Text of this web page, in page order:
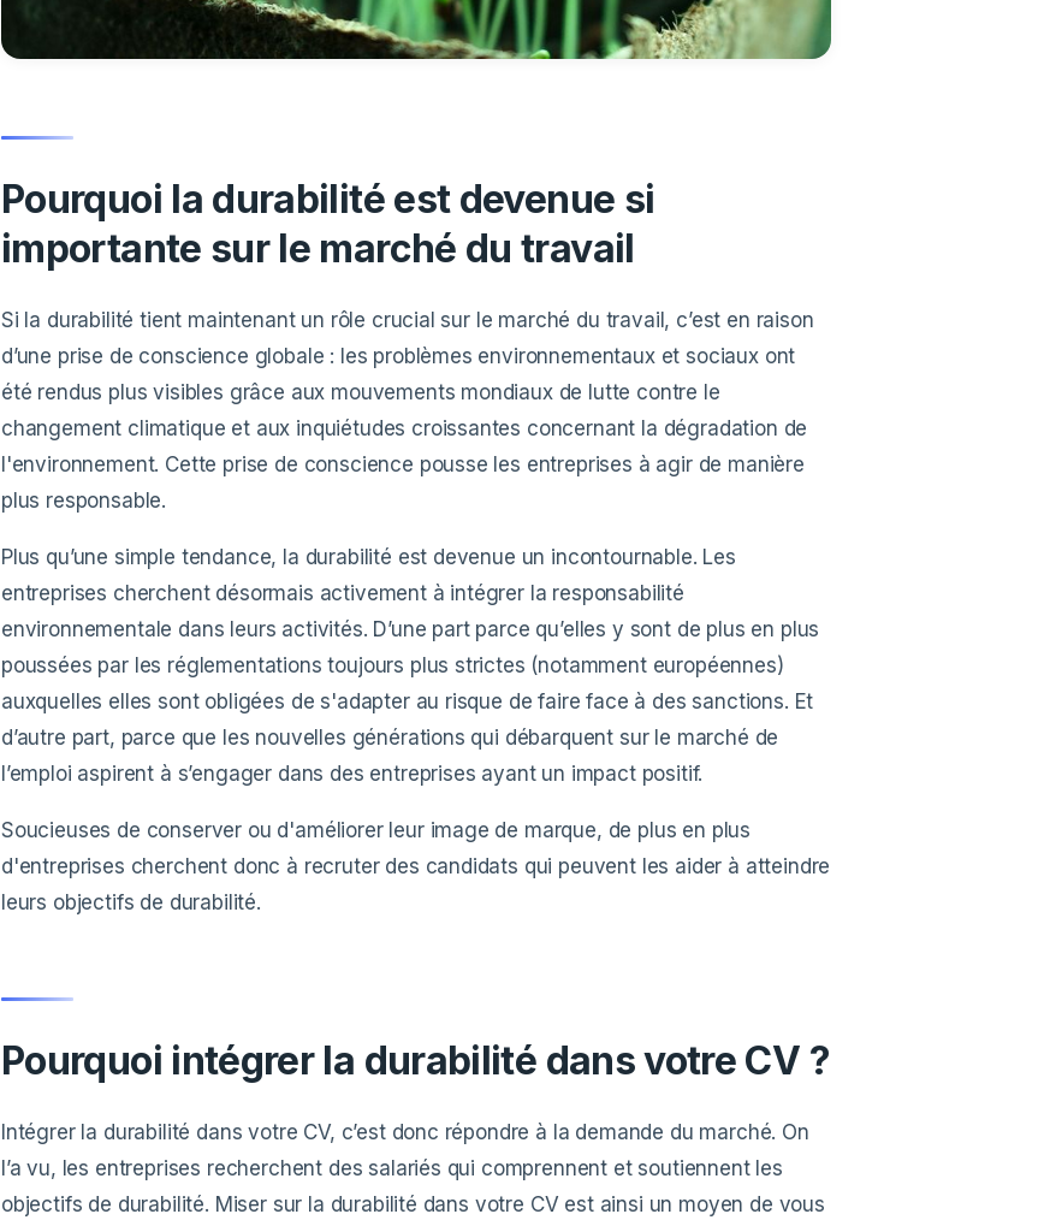
Pourquoi la durabilité est devenue si
importante sur le marché du travail
Si la durabilité tient maintenant un rôle crucial sur le marché du travail, c’est en raison
d’une prise de conscience globale : les problèmes environnementaux et sociaux ont
été rendus plus visibles grâce aux mouvements mondiaux de lutte contre le
changement climatique et aux inquiétudes croissantes concernant la dégradation de
l'environnement. Cette prise de conscience pousse les entreprises à agir de manière
plus responsable.
Plus qu’une simple tendance, la durabilité est devenue un incontournable. Les
entreprises cherchent désormais activement à intégrer la responsabilité
environnementale dans leurs activités. D’une part parce qu’elles y sont de plus en plus
poussées par les réglementations toujours plus strictes (notamment européennes)
auxquelles elles sont obligées de s'adapter au risque de faire face à des sanctions. Et
d’autre part, parce que les nouvelles générations qui débarquent sur le marché de
l’emploi aspirent à s’engager dans des entreprises ayant un impact positif.
Soucieuses de conserver ou d'améliorer leur image de marque, de plus en plus
d'entreprises cherchent donc à recruter des candidats qui peuvent les aider à atteindre
leurs objectifs de durabilité.
Pourquoi intégrer la durabilité dans votre CV ?
Intégrer la durabilité dans votre CV, c’est donc répondre à la demande du marché. On
l’a vu, les entreprises recherchent des salariés qui comprennent et soutiennent les
objectifs de durabilité. Miser sur la durabilité dans votre CV est ainsi un moyen de vous